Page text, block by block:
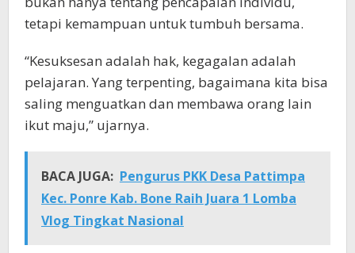
tetapi kemampuan untuk tumbuh bersama.
“Kesuksesan adalah hak, kegagalan adalah
pelajaran. Yang terpenting, bagaimana kita bisa
saling menguatkan dan membawa orang lain
ikut maju,” ujarnya.
BACA JUGA: Pengurus PKK Desa Pattimpa
Kec. Ponre Kab. Bone Raih Juara 1 Lomba
Vlog Tingkat Nasional